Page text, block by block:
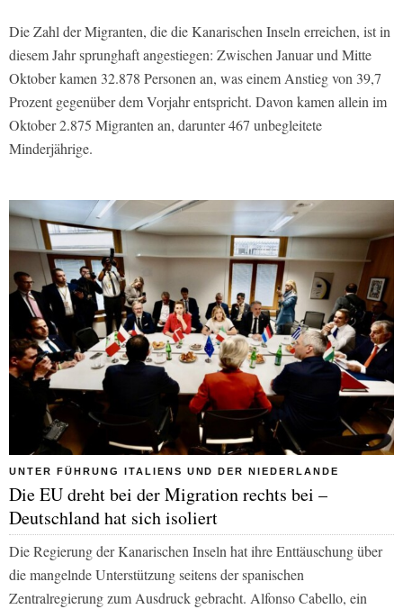
Die Zahl der Migranten, die die Kanarischen Inseln erreichen, ist in
diesem Jahr sprunghaft angestiegen: Zwischen Januar und Mitte
Oktober kamen 32.878 Personen an, was einem Anstieg von 39,7
Prozent gegenüber dem Vorjahr entspricht. Davon kamen allein im
Oktober 2.875 Migranten an, darunter 467 unbegleitete
Minderjährige.
UNTER FÜHRUNG ITALIENS UND DER NIEDERLANDE
Die EU dreht bei der Migration rechts bei –
Deutschland hat sich isoliert
Die Regierung der Kanarischen Inseln hat ihre Enttäuschung über
die mangelnde Unterstützung seitens der spanischen
Zentralregierung zum Ausdruck gebracht. Alfonso Cabello, ein